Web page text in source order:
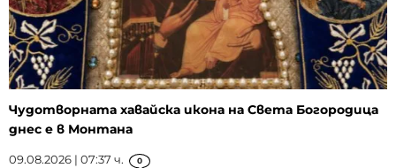
Чудотворната хавайска икона на Света Богородица
днес е в Монтана
09.08.2026 | 07:37 ч. 0